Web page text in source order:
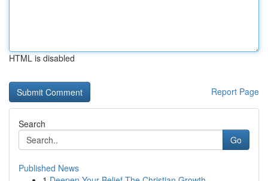
HTML is disabled
Report Page
Search
Go
Published News